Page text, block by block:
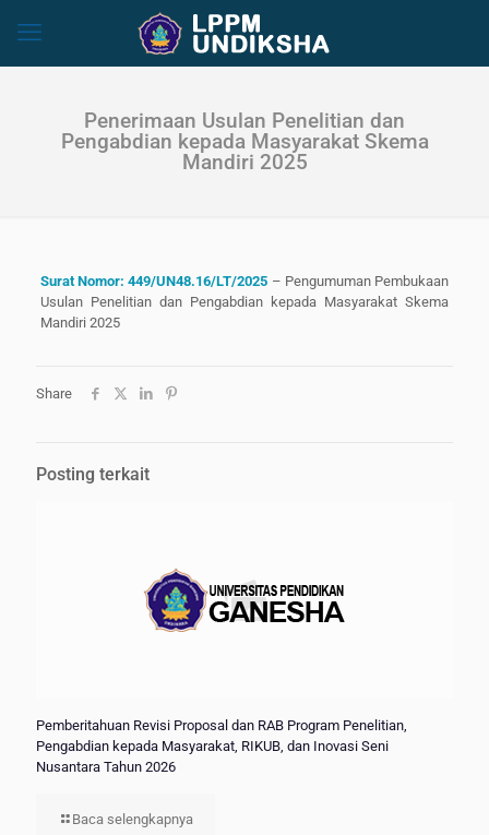
Penerimaan Usulan Penelitian dan
Pengabdian kepada Masyarakat Skema
Mandiri 2025
Surat Nomor: 449/UN48.16/LT/2025 – Pengumuman Pembukaan
Usulan Penelitian dan Pengabdian kepada Masyarakat Skema
Mandiri 2025
Share
Posting terkait
Pemberitahuan Revisi Proposal dan RAB Program Penelitian,
Pengabdian kepada Masyarakat, RIKUB, dan Inovasi Seni
Nusantara Tahun 2026
Baca selengkapnya